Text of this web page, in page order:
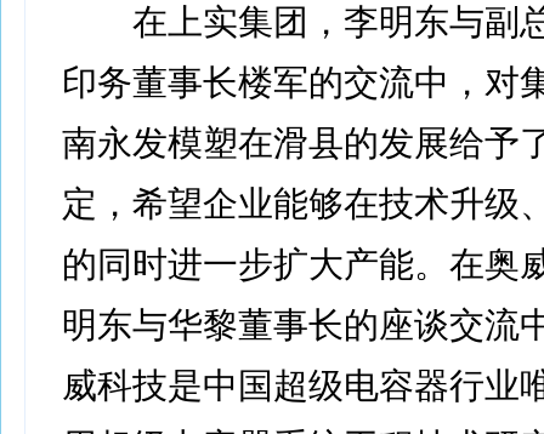
在上实集团，李明东与副
印务董事长楼军的交流中，对
南永发模塑在滑县的发展给予
定，希望企业能够在技术升级
的同时进一步扩大产能。在奥
明东与华黎董事长的座谈交流
威科技是中国超级电容器行业